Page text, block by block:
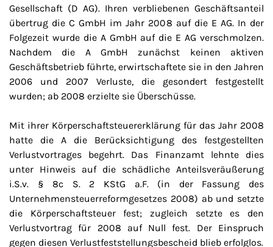
Gesellschaft (D AG). Ihren verbliebenen Geschäftsanteil
übertrug die C GmbH im Jahr 2008 auf die E AG. In der
Folgezeit wurde die A GmbH auf die E AG verschmolzen.
Nachdem die A GmbH zunächst keinen aktiven
Geschäftsbetrieb führte, erwirtschaftete sie in den Jahren
2006 und 2007 Verluste, die gesondert festgestellt
wurden; ab 2008 erzielte sie Überschüsse.
Mit ihrer Körperschaftsteuererklärung für das Jahr 2008
hatte die A die Berücksichtigung des festgestellten
Verlustvortrages begehrt. Das Finanzamt lehnte dies
unter Hinweis auf die schädliche Anteilsveräußerung
i.S.v. § 8c S. 2 KStG a.F. (in der Fassung des
Unternehmensteuerreformgesetzes 2008) ab und setzte
die Körperschaftsteuer fest; zugleich setzte es den
Verlustvortrag für 2008 auf Null fest. Der Einspruch
gegen diesen Verlustfeststellungsbescheid blieb erfolglos.